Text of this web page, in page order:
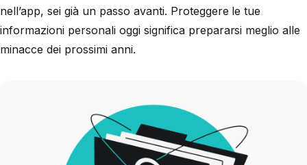
nell’app, sei già un passo avanti. Proteggere le tue
informazioni personali oggi significa prepararsi meglio alle
minacce dei prossimi anni.